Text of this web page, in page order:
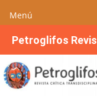
Petroglifos
Menú